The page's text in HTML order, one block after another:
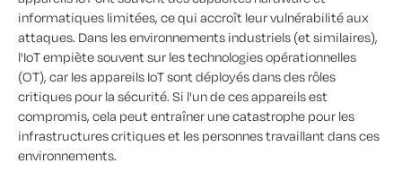
informatiques limitées, ce qui accroît leur vulnérabilité aux
attaques. Dans les environnements industriels (et similaires),
l'IoT empiète souvent sur les technologies opérationnelles
(OT), car les appareils IoT sont déployés dans des rôles
critiques pour la sécurité. Si l'un de ces appareils est
compromis, cela peut entraîner une catastrophe pour les
infrastructures critiques et les personnes travaillant dans ces
environnements.